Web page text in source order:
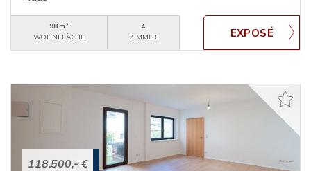
98 m²
WOHNFLÄCHE
4
ZIMMER
118.500,- €